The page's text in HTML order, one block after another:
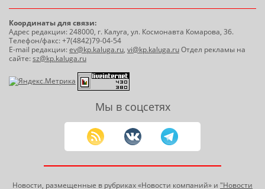
Координаты для связи:
Адрес редакции: 248000, г. Калуга, ул. Космонавта Комарова, 36.
Телефон/факс: +7(4842)79-04-54
E-mail редакции:ev@kp.kaluga.ru, vi@kp.kaluga.ruОтдел рекламы на
сайте:sz@kp.kaluga.ru
Мы в соцсетях
Новости, размещенные в рубриках «Новости компаний» и "Новости